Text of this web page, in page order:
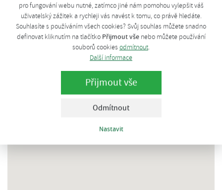
pro fungování webu nutné, zatímco jiné nám pomohou vylepšit váš
uživatelský zážitek a rychleji vás navést k tomu, co právě hledáte.
Souhlasíte s používáním všech cookies? Svůj souhlas můžete snadno
definovat kliknutím na tlačítko Přijmout všenebo můžete používání
souborů cookies odmítnout.
Další informace
Přijmout vše
Odmítnout
Nastavit